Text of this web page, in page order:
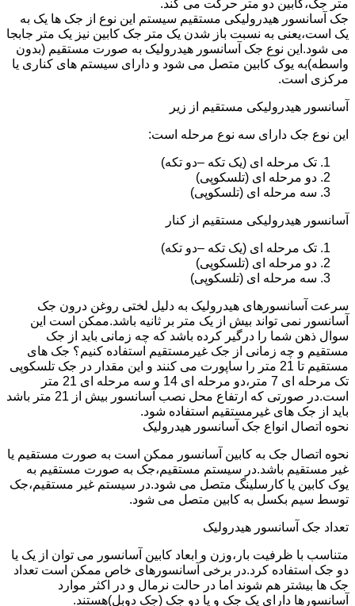
متر جک،کابین دو متر حرکت می کند.
جک آسانسور هیدرولیکی مستقیم سیستم این نوع از جک ها یک به
یک است،یعنی به نسبت باز شدن یک متر جک کابین نیز یک متر جابجا
می شود.این نوع جک آسانسور هیدرولیک به صورت مستقیم (بدون
واسطه)به یوک کابین متصل می شود و دارای سیستم های کناری یا
مرکزی است.
آسانسور هیدرولیکی مستقیم از زیر
این نوع جک دارای سه نوع مرحله است:
تک مرحله ای (یک تکه –دو تکه)
دو مرحله ای (تلسکوپی)
سه مرحله ای (تلسکوپی)
آسانسور هیدرولیکی مستقیم از کنار
تک مرحله ای (یک تکه –دو تکه)
دو مرحله ای (تلسکوپی)
سه مرحله ای (تلسکوپی)
سرعت آسانسورهای هیدرولیک به دلیل لختی روغن درون جک
آسانسور نمی تواند بیش از یک متر بر ثانیه باشد.ممکن است این
سوال ذهن شما را درگیر کرده باشد که چه زمانی باید از جک
مستقیم و چه زمانی از جک غیرمستقیم استفاده کنیم؟ جک های
مستقیم تا 21 متر را ساپورت می کنند و این مقدار در جک تلسکوپی
تک مرحله ای 7 متر،دو مرحله ای 14 و سه مرحله ای 21 متر
است.در صورتی که ارتفاع محل نصب آسانسور بیش از 21 متر باشد
باید از جک های غیرمستقیم استفاده شود.
نحوه اتصال انواع جک آسانسور هیدرولیک
نحوه اتصال جک به کابین آسانسور ممکن است به صورت مستقیم یا
غیر مستقیم باشد.در سیستم مستقیم،جک به صورت مستقیم به
یوک کابین یا کارسلینگ متصل می شود.در سیستم غیر مستقیم،جک
توسط سیم بکسل به کابین متصل می شود.
تعداد جک آسانسور هیدرولیک
متناسب با ظرفیت بار،وزن و ابعاد کابین آسانسور می توان از یک یا
دو جک استفاده کرد.در برخی آسانسورهای خاص ممکن است تعداد
جک ها بیشتر هم شوند اما در حالت نرمال و در اکثر موارد
آسانسورها دارای یک جک و یا دو جک (جک دوبل)هستند.